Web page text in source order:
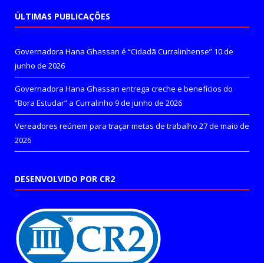
ÚLTIMAS PUBLICAÇÕES
Governadora Hana Ghassan é “Cidadã Curralinhense” 10 de
junho de 2026
Governadora Hana Ghassan entrega creche e benefícios do
“Bora Estudar” a Curralinho 9 de junho de 2026
Vereadores reúnem para traçar metas de trabalho 27 de maio de
2026
DESENVOLVIDO POR CR2